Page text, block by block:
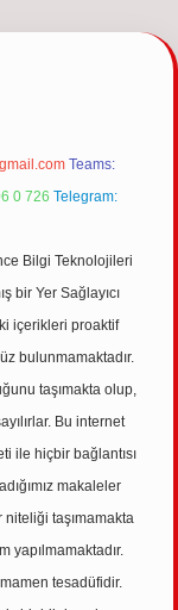
Teams:
0 726 Telegram:
Bilgi Teknolojileri
bir Yer Sağlayıcı
içerikleri proaktif
bulunmamaktadır.
taşımakta olup,
Bu internet
ile hiçbir bağlantısı
makaleler
taşımamakta
yapılmamaktadır.
tesadüfidir.